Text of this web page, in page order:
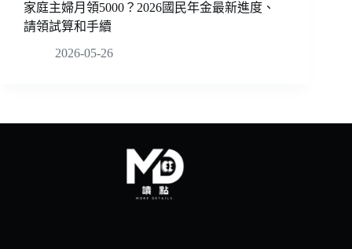
家庭主婦月領5000？2026國民年金最新進度、
請領試算和手續
2026-05-26